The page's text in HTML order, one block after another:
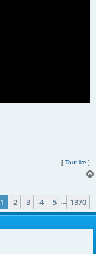
[ Tout lire ]
1 2 3 4 5 1370